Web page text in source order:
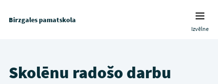
Birzgales pamatskola
Izvēlne
Skolēnu radošo darbu